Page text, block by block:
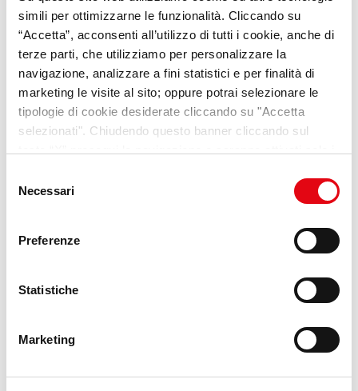
simili per ottimizzarne le funzionalità. Cliccando su
“Accetta”, acconsenti all’utilizzo di tutti i cookie, anche di
terze parti, che utilizziamo per personalizzare la
navigazione, analizzare a fini statistici e per finalità di
marketing le visite al sito; oppure potrai selezionare le
tipologie di cookie desiderate cliccando su "Accetta
selezionati". Chiudendo questo banner cliccando sul
modificare le tue preferenze in ogni momento mediante il
link “Impostazione dei cookie” a fine pagina. Per ulteriori
Cookie
Policy.
delNecessari
Preferenze
Statistiche
Marketing
opportunità e consigli sul
mondo del lavoro
Scopri Lab Umana